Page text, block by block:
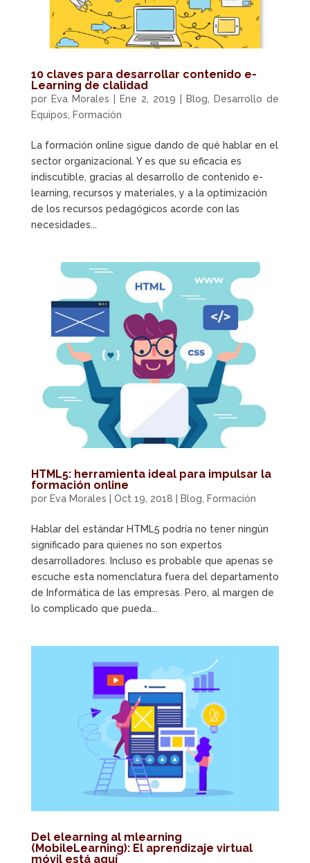
10 claves para desarrollar contenido e-
Learning de clalidad
por Eva Morales Ene 2, 2019 Blog, Desarrollo de
Equipos, Formación
La formación online sigue dando de qué hablar en el
sector organizacional. Y es que su eficacia es
indiscutible, gracias al desarrollo de contenido e-
learning, recursos y materiales, y a la optimización
de los recursos pedagógicos acorde con las
necesidades...
HTML5: herramienta ideal para impulsar la
formación online
por Eva Morales Oct 19, 2018 Blog Formación
Hablar del estándar HTML5 podría no tener ningún
significado para quienes no son expertos
desarrolladores. Incluso es probable que apenas se
escuche esta nomenclatura fuera del departamento
de Informática de las empresas. Pero, al margen de
lo complicado que pueda...
Del elearning al mlearning
(MobileLearning): El aprendizaje virtual
móvil está aquí